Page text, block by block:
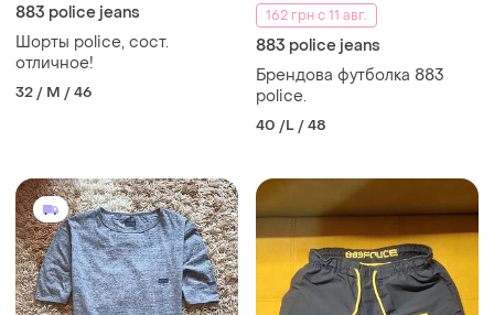
883 police jeans
Шорты police, сост.
отличное!
32 / M / 46
162 грн с 11 авг.
883 police jeans
Брендова футболка 883
police.
40 /L / 48